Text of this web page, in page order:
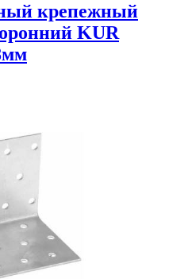
крепежный
KUR